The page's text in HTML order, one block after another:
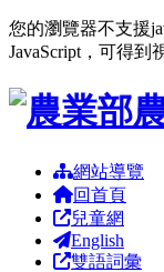
您的瀏覽器不支援
JavaScript，可得到
跳到主要內容區塊
網站導覽
回首頁
兒童網
English
雙語詞彙